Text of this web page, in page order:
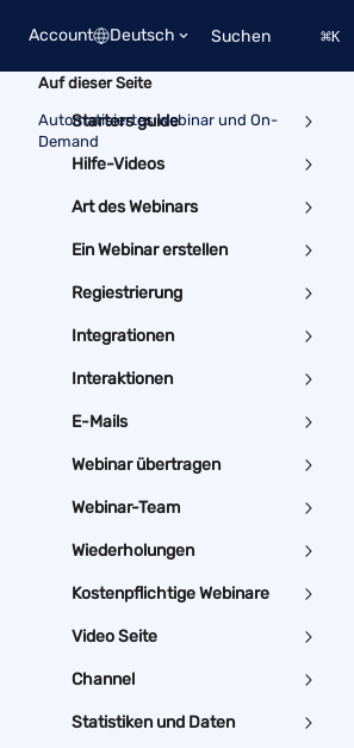
Account Deutsch Suchen ⌘K
Starters guide
Hilfe-Videos
Art des Webinars
Ein Webinar erstellen
Regiestrierung
Integrationen
Interaktionen
E-Mails
Webinar übertragen
Webinar-Team
Wiederholungen
Kostenpflichtige Webinare
Video Seite
Channel
Statistiken und Daten
Auf dieser Seite
Automatisiertes Webinar und On-
Demand